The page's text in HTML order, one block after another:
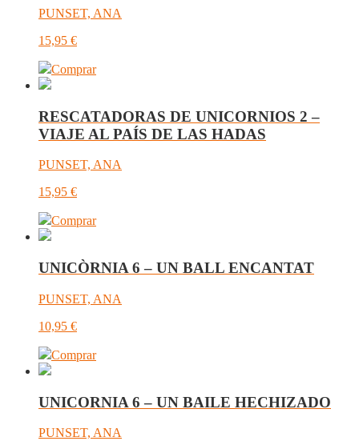
PUNSET, ANA
15,95 €
Comprar
RESCATADORAS DE UNICORNIOS 2 –
VIAJE AL PAÍS DE LAS HADAS
PUNSET, ANA
15,95 €
Comprar
UNICÒRNIA 6 – UN BALL ENCANTAT
PUNSET, ANA
10,95 €
Comprar
UNICORNIA 6 – UN BAILE HECHIZADO
PUNSET, ANA